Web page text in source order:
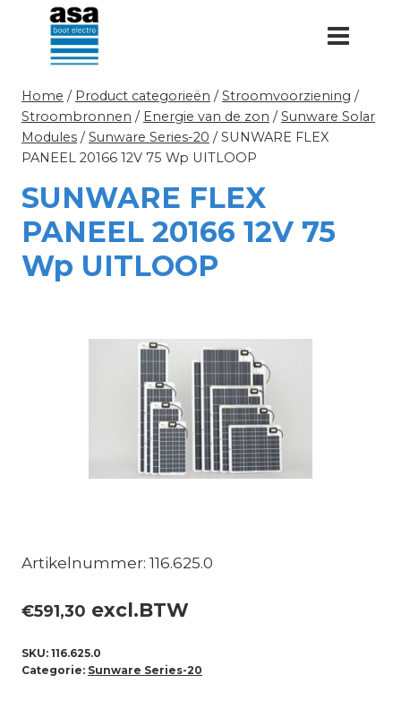
Doorgaan
inhoud
Home / Product categorieën / Stroomvoorziening /
Stroombronnen / Energie van de zon / Sunware Solar
Modules / Sunware Series-20 / SUNWARE FLEX
PANEEL 20166 12V 75 Wp UITLOOP
SUNWARE FLEX
PANEEL 20166 12V 75
Wp UITLOOP
Artikelnummer: 116.625.0
€591,30 excl.BTW
SKU: 116.625.0
Categorie: Sunware Series-20